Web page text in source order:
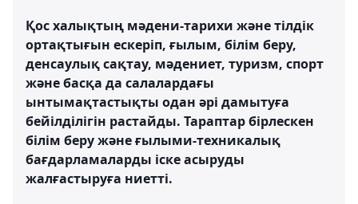
Қос халықтың мәдени-тарихи және тілдік
ортақтығын ескеріп, ғылым, білім беру,
денсаулық сақтау, мәдениет, туризм, спорт
және басқа да салалардағы
ынтымақтастықты одан әрі дамытуға
бейілділігін растайды. Тараптар бірлескен
білім беру және ғылыми-техникалық
бағдарламаларды іске асыруды
жалғастыруға ниетті.